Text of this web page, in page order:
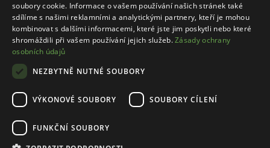
Rady
Pravidla e-shopu
Zásady ochrany osobních údajů
Nastavení cookies
soubory cookie. Informace o vašem používání našich stránek také
sdílíme s našimi reklamními a analytickými partnery, kteří je mohou
kombinovat s dalšími informacemi, které jste jim poskytli nebo které
shromáždili při vašem používání jejich služeb.Zásady ochrany
osobních údajů
NEZBYTNĚ NUTNÉ SOUBORY
VÝKONOVÉ SOUBORY SOUBORY CÍLENÍ
FUNKČNÍ SOUBORY